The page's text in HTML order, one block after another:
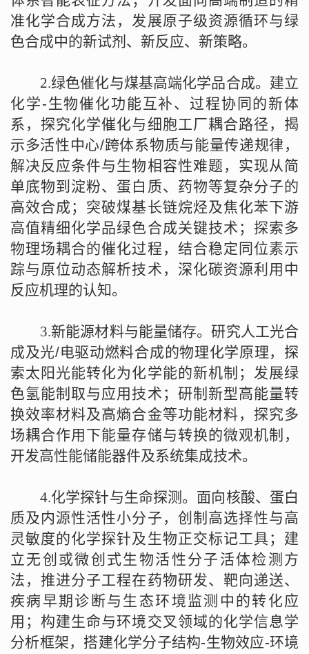
准化学合成方法，发展原子级资源循环与绿
色合成中的新试剂、新反应、新策略。
2.绿色催化与煤基高端化学品合成。建立
化学-生物催化功能互补、过程协同的新体
系，探究化学催化与细胞工厂耦合路径，揭
示多活性中心/跨体系物质与能量传递规律，
解决反应条件与生物相容性难题，实现从简
单底物到淀粉、蛋白质、药物等复杂分子的
高效合成；突破煤基长链烷烃及焦化苯下游
高值精细化学品绿色合成关键技术；探索多
物理场耦合的催化过程，结合稳定同位素示
踪与原位动态解析技术，深化碳资源利用中
反应机理的认知。
3.新能源材料与能量储存。研究人工光合
成及光/电驱动燃料合成的物理化学原理，探
索太阳光能转化为化学能的新机制；发展绿
色氢能制取与应用技术；研制新型高能量转
换效率材料及高熵合金等功能材料，探究多
场耦合作用下能量存储与转换的微观机制，
开发高性能储能器件及系统集成技术。
4.化学探针与生命探测。面向核酸、蛋白
质及内源性活性小分子，创制高选择性与高
灵敏度的化学探针及生物正交标记工具；建
立无创或微创式生物活性分子活体检测方
法，推进分子工程在药物研发、靶向递送、
疾病早期诊断与生态环境监测中的转化应
用；构建生命与环境交叉领域的化学信息学
分析框架，搭建化学分子结构-生物效应-环境